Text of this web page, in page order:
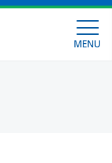
MENU